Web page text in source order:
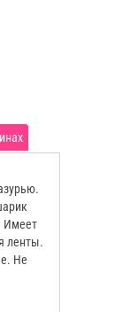
Имеет
ленты.
Не